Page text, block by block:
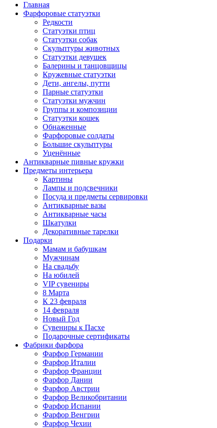
Главная
Фарфоровые статуэтки
Редкости
Cтатуэтки птиц
Cтатуэтки собак
Скульптуры животных
Статуэтки девушек
Балерины и танцовщицы
Кружевные статуэтки
Дети, ангелы, путти
Парные статуэтки
Статуэтки мужчин
Группы и композиции
Статуэтки кошек
Обнаженные
Фарфоровые солдаты
Большие скульптуры
Уценённые
Антикварные пивные кружки
Предметы интерьера
Картины
Лампы и подсвечники
Посуда и предметы сервировки
Антикварные вазы
Антикварные часы
Шкатулки
Декоративные тарелки
Подарки
Мамам и бабушкам
Мужчинам
На свадьбу
На юбилей
VIP сувениры
8 Марта
К 23 февраля
14 февраля
Новый Год
Сувениры к Пасхе
Подарочные сертификаты
Фабрики фарфора
Фарфор Германии
Фарфор Италии
Фарфор Франции
Фарфор Дании
Фарфор Австрии
Фарфор Великобритании
Фарфор Испании
Фарфор Венгрии
Фарфор Чехии